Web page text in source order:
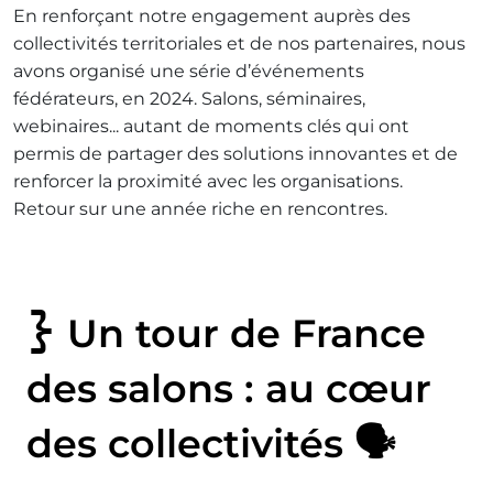
En renforçant notre engagement auprès des
collectivités territoriales et de nos partenaires, nous
avons organisé une série d’événements
fédérateurs, en 2024. Salons, séminaires,
webinaires... autant de moments clés qui ont
permis de partager des solutions innovantes et de
renforcer la proximité avec les organisations.
Retour sur une année riche en rencontres.
Un tour de France
des salons : au cœur
des collectivités 🗣️